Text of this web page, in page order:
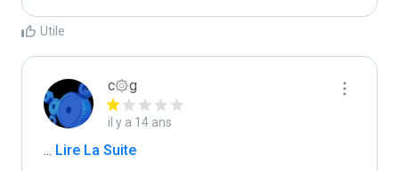
Utile
c۞g
il y a 14 ans
... Lire La Suite